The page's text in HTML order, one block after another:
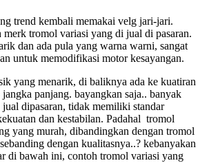
trend kembali memakai velg jari-jari.
tromol variasi yang di jual di pasaran.
dan ada pula yang warna warni, sangat
untuk memodifikasi motor kesayangan.
yang menarik, di baliknya ada ke kuatiran
panjang. bayangkan saja.. banyak
dipasaran, tidak memiliki standar
dan kestabilan. Padahal tromol
yang murah, dibandingkan dengan tromol
dengan kualitasnya..? kebanyakan
di bawah ini, contoh tromol variasi yang